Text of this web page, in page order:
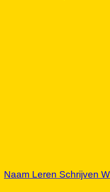
Naam Leren Schrijven